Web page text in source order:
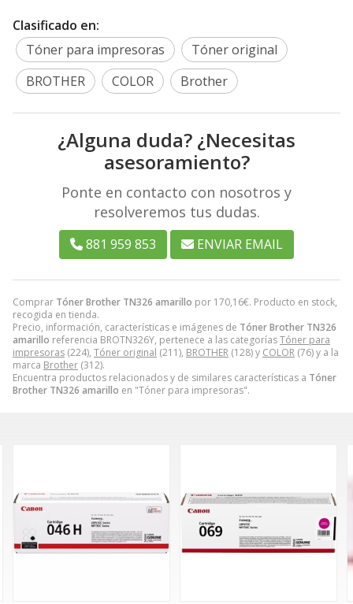
Comprar Tóner Brother TN326 amarillo por 170,16€. Producto en stock,
recogida en tienda.
Precio, información, características e imágenes de Tóner Brother TN326
amarillo referencia BROTN326Y, pertenece a las categoríasTóner para
impresoras (224), Tóner original (211), BROTHER (128) y COLOR (76) y a la
marca Brother (312).
Encuentra productos relacionados y de similares características a Tóner
Brother TN326 amarillo en "Tóner para impresoras".
Clasificado en:
Tóner para impresoras
Tóner original
BROTHER
COLOR Brother
¿Alguna duda? ¿Necesitas
asesoramiento?
Ponte en contacto con nosotros y
resolveremos tus dudas.
881 959 853 ENVIAR EMAIL